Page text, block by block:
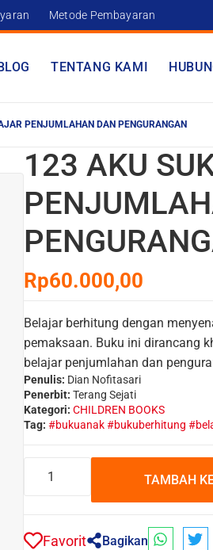
Metode Pembayaran
BLOG TENTANG KAMI
PENJUMLAHAN DAN PENGURANGAN
123 AKU
Rp60.000,00
Belajar berhitung dengan
pemaksaan. Buku ini dirancang
belajar penjumlahan dan
Penulis: Dian Nofitasari
Penerbit: Terang Sejati
Kategori: CHILDREN BOOKS
Tag: #bukuanak #bukuberhitung
TAMBAH
Favorit Bagikan